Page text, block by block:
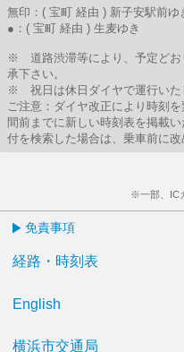
無印：( 宝町 経由 ) 新子安駅前ゆ
●：( 宝町 経由 ) 生麦ゆき
※ 道路渋滞等により、予定どお
承下さい。
※ 祝日は休日ダイヤで運行いた
ご注意：ダイヤ改正により時刻
間前までに新しい時刻表を掲載
付を検索した場合は、乗車前に
※一部、IC
免責事項
経路・時刻表
English
横浜市交通局